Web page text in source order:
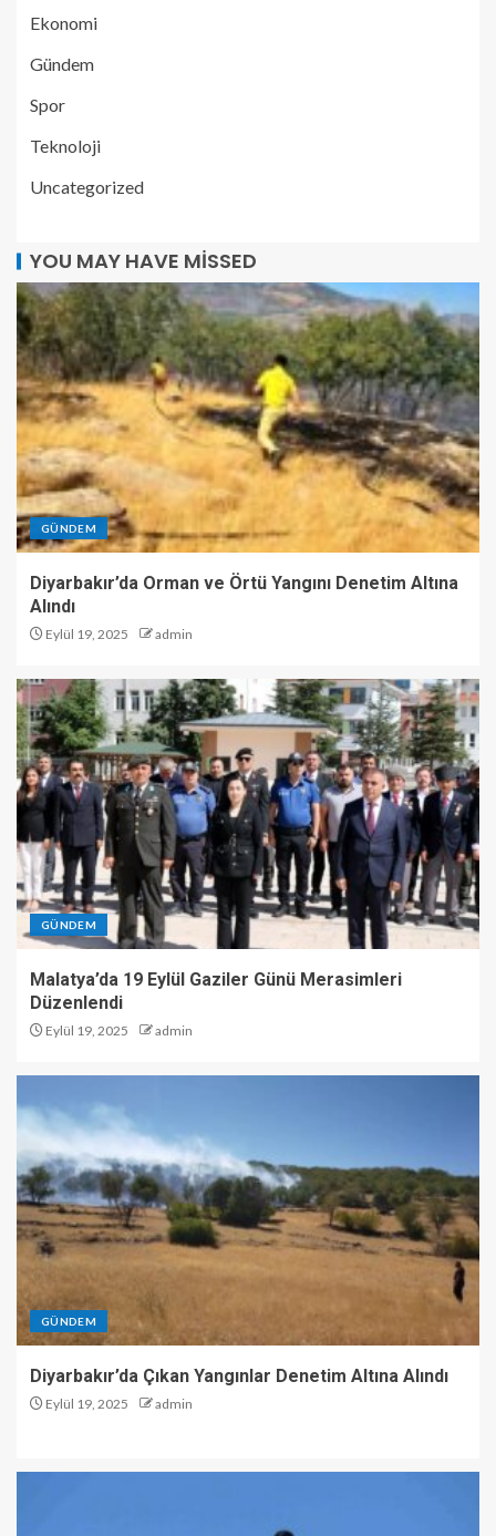
Ekonomi
Gündem
Spor
Teknoloji
Uncategorized
YOU MAY HAVE MISSED
GÜNDEM
Diyarbakır’da Orman ve Örtü Yangını Denetim Altına
Alındı
Eylül 19, 2025 admin
GÜNDEM
Malatya’da 19 Eylül Gaziler Günü Merasimleri
Düzenlendi
Eylül 19, 2025 admin
GÜNDEM
Diyarbakır’da Çıkan Yangınlar Denetim Altına Alındı
Eylül 19, 2025 admin